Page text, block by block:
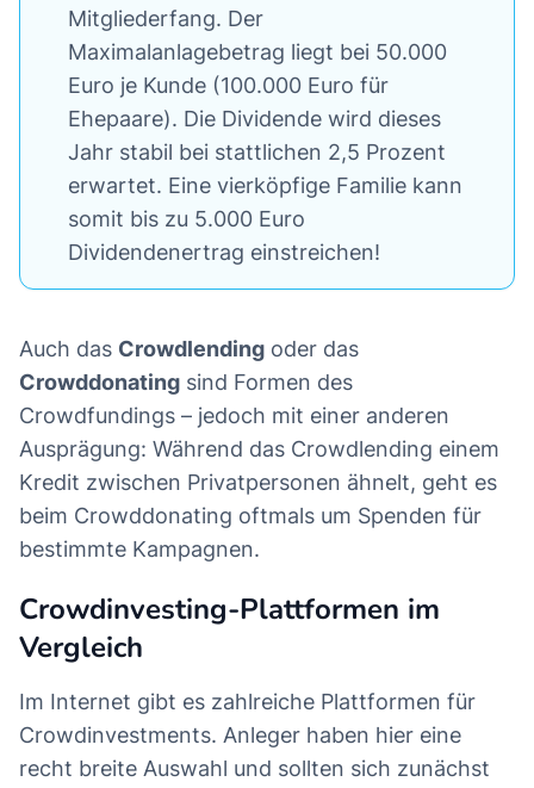
Mitgliederfang. Der
Maximalanlagebetrag liegt bei 50.000
Euro je Kunde (100.000 Euro für
Ehepaare). Die Dividende wird dieses
Jahr stabil bei stattlichen 2,5 Prozent
erwartet. Eine vierköpfige Familie kann
somit bis zu 5.000 Euro
Dividendenertrag einstreichen!
Auch das Crowdlending oder das
Crowddonating sind Formen des
Crowdfundings ­– jedoch mit einer anderen
Ausprägung: Während das Crowdlending einem
Kredit zwischen Privatpersonen ähnelt, geht es
beim Crowddonating oftmals um Spenden für
bestimmte Kampagnen.
Crowdinvesting-Plattformen im
Vergleich
Im Internet gibt es zahlreiche Plattformen für
Crowdinvestments. Anleger haben hier eine
recht breite Auswahl und sollten sich zunächst